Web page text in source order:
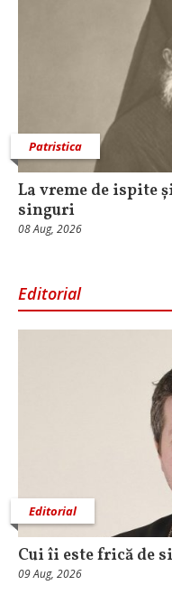
Patristica
La vreme de ispite
singuri
08 Aug, 2026
Editorial
Editorial
Cui îi este frică de
09 Aug, 2026